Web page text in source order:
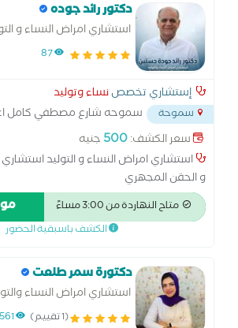
دكتور رائد جوده
استشاري امراض النساء و
المناظير الجراحية و الحقن
87
إستشاري تخصصنساء وتوليد
سموحة
سموحه شارع مصطفي كامل
التنمية الصناعية اطباء الاسكندريه
سعر الكشف:500 جنيه
استشاري امراض النساء و التوليد استشاري
و الحقن المجهري
متاح النهاردة من 3:00 مساءً
الكشف باسبقية الحضور
دكتورة سمر طلعت
استشاري امراض النساء
المجهرى وتاخر الانجاب
(1 تقييم) 561